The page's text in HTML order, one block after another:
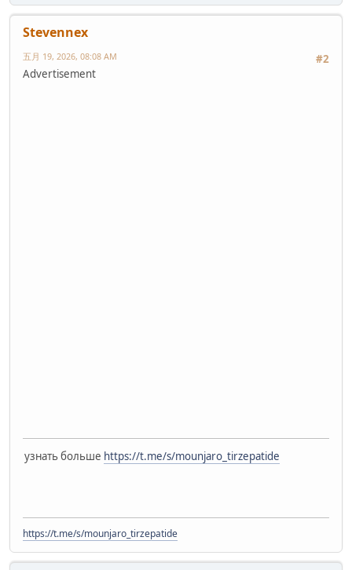
Stevennex
#2
五月 19, 2026, 08:08 AM
Advertisement
узнать больше https://t.me/s/mounjaro_tirzepatide
https://t.me/s/mounjaro_tirzepatide